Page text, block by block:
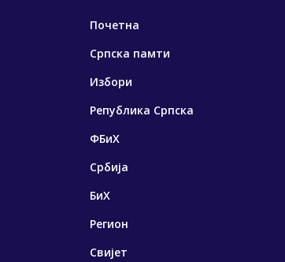
Почетна
Српска памти
Избори
Република Српска
ФБиХ
Србија
БиХ
Регион
Свијет